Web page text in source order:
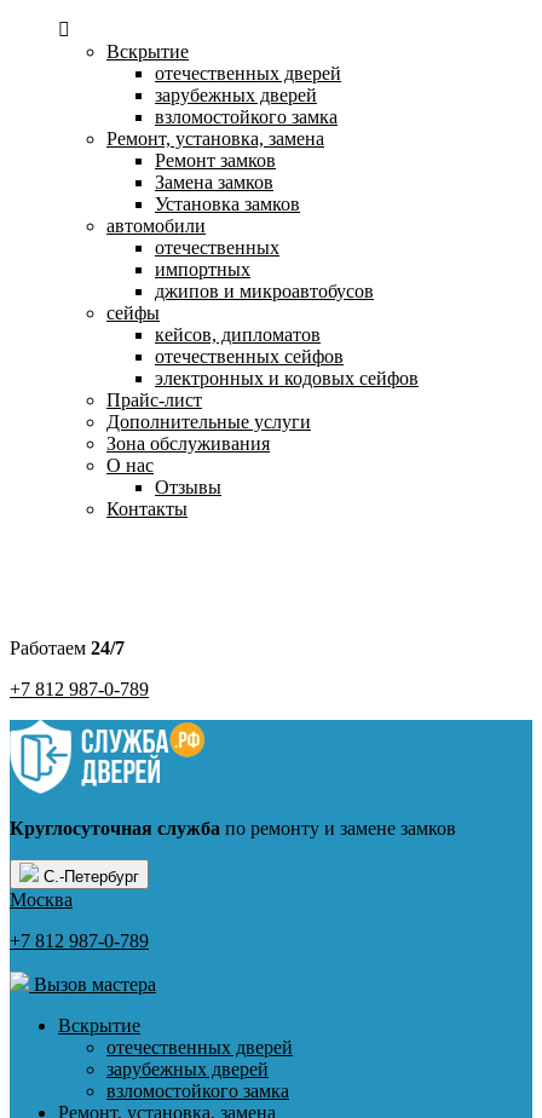
Вскрытие
отечественных дверей
зарубежных дверей
взломостойкого замка
Ремонт, установка, замена
Ремонт замков
Замена замков
Установка замков
автомобили
отечественных
импортных
джипов и микроавтобусов
сейфы
кейсов, дипломатов
отечественных сейфов
электронных и кодовых сейфов
Прайс-лист
Дополнительные услуги
Зона обслуживания
О нас
Отзывы
Контакты
Работаем 24/7
+7 812 987-0-789
Круглосуточная служба по ремонту и замене замков
С.-Петербург
Москва
+7 812 987-0-789
Вызов мастера
Вскрытие
отечественных дверей
зарубежных дверей
взломостойкого замка
Ремонт, установка, замена